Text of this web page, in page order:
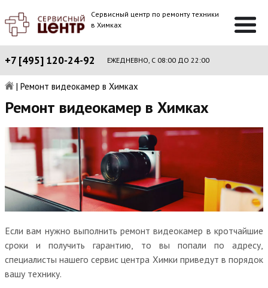
Сервисный центр по ремонту техники
в Химках
+7 [495] 120-24-92 ЕЖЕДНЕВНО, С 08:00 ДО 22:00
| Ремонт видеокамер в Химках
Ремонт видеокамер в Химках
Если вам нужно выполнить ремонт видеокамер в кротчайшие
сроки и получить гарантию, то вы попали по адресу,
специалисты нашего сервис центра Химки приведут в порядок
вашу технику.